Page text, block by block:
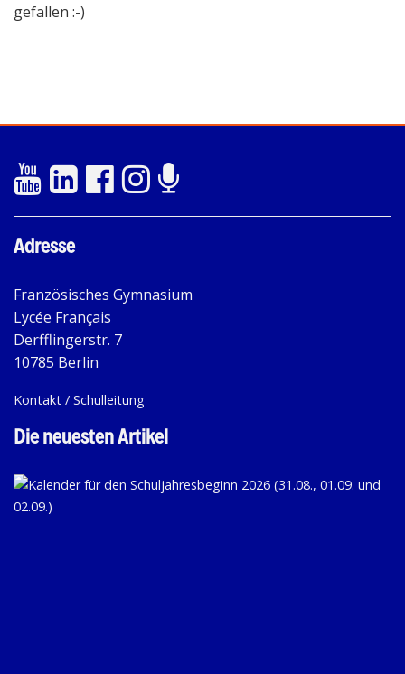
gefallen :-)
Adresse
Französisches Gymnasium
Lycée Français
Derfflingerstr. 7
10785 Berlin
Kontakt / Schulleitung
Die neuesten Artikel